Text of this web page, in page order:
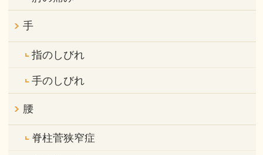
手
指のしびれ
手のしびれ
腰
脊柱菅狭窄症